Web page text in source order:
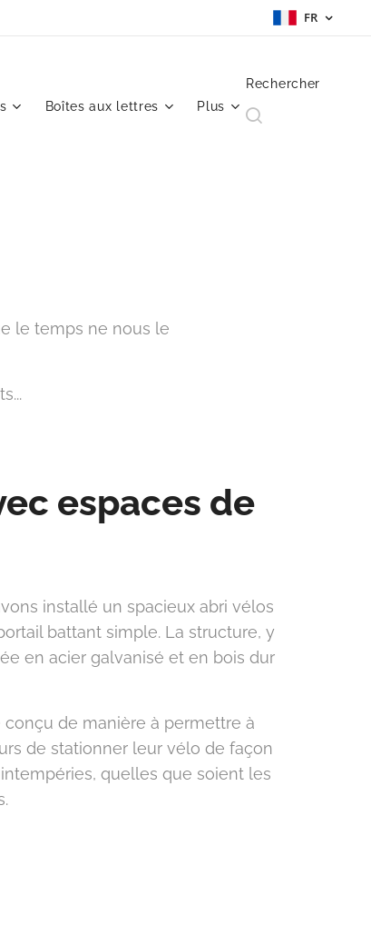
FR
Boîtes aux lettres Plus
Rechercher
le temps ne nous le
espaces de
installé un spacieux abri vélos
battant simple. La structure, y
en acier galvanisé et en bois dur
de manière à permettre à
de stationner leur vélo de façon
quelles que soient les